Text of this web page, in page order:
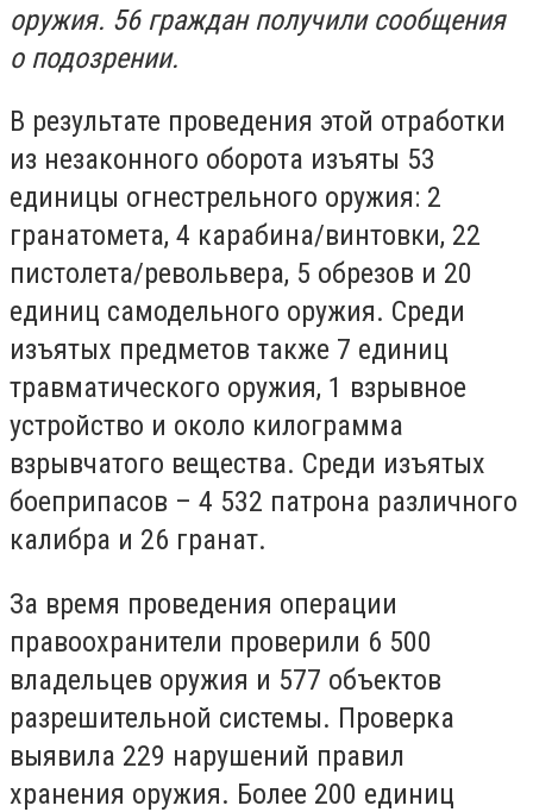
оружия. 56 граждан получили сообщения
о подозрении.
В результате проведения этой отработки
из незаконного оборота изъяты 53
единицы огнестрельного оружия: 2
гранатомета, 4 карабина/винтовки, 22
пистолета/револьвера, 5 обрезов и 20
единиц самодельного оружия. Среди
изъятых предметов также 7 единиц
травматического оружия, 1 взрывное
устройство и около килограмма
взрывчатого вещества. Среди изъятых
боеприпасов – 4 532 патрона различного
калибра и 26 гранат.
За время проведения операции
правоохранители проверили 6 500
владельцев оружия и 577 объектов
разрешительной системы. Проверка
выявила 229 нарушений правил
хранения оружия. Более 200 единиц